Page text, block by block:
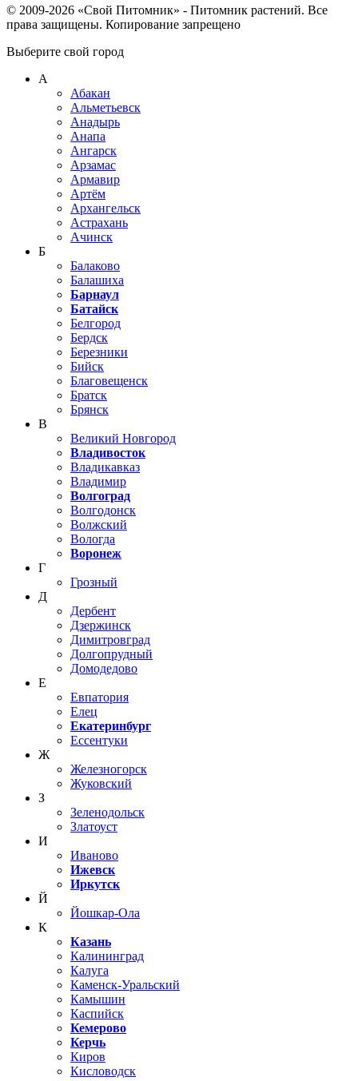
© 2009-2026 «Свой Питомник» - Питомник растений. Все
права защищены. Копирование запрещено
Выберите свой город
А
Абакан
Альметьевск
Анадырь
Анапа
Ангарск
Арзамас
Армавир
Артём
Архангельск
Астрахань
Ачинск
Б
Балаково
Балашиха
Барнаул
Батайск
Белгород
Бердск
Березники
Бийск
Благовещенск
Братск
Брянск
В
Великий Новгород
Владивосток
Владикавказ
Владимир
Волгоград
Волгодонск
Волжский
Вологда
Воронеж
Г
Грозный
Д
Дербент
Дзержинск
Димитровград
Долгопрудный
Домодедово
Е
Евпатория
Елец
Екатеринбург
Ессентуки
Ж
Железногорск
Жуковский
З
Зеленодольск
Златоуст
И
Иваново
Ижевск
Иркутск
Й
Йошкар-Ола
К
Казань
Калининград
Калуга
Каменск-Уральский
Камышин
Каспийск
Кемерово
Керчь
Киров
Кисловодск